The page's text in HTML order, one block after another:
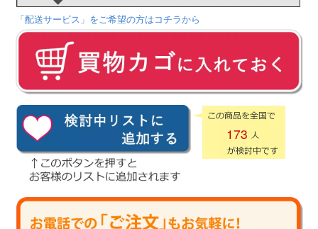
「配送サービス」をご希望の方はコチラから
173